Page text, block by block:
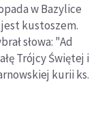
w Bazylice
kustoszem.
słowa: "Ad
Trójcy Świętej i
kurii ks.